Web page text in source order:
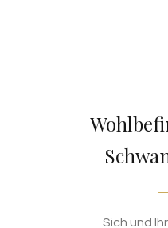
Sich und